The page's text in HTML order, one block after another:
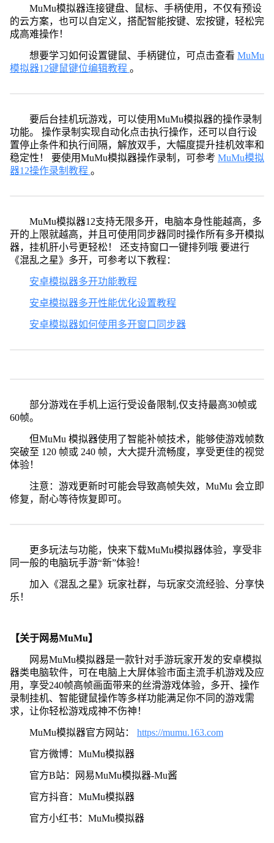
MuMu模拟器连接键盘、鼠标、手柄使用，不仅有预设
的云方案，也可以自定义，搭配智能按键、宏按键，轻松完
成高难操作！
想要学习如何设置键鼠、手柄键位，可点击查看 MuMu
模拟器12键鼠键位编辑教程 。
要后台挂机玩游戏，可以使用MuMu模拟器的操作录制
功能。 操作录制实现自动化点击执行操作，还可以自行设
置停止条件和执行间隔，解放双手，大幅度提升挂机效率和
稳定性！ 要使用MuMu模拟器操作录制，可参考 MuMu模拟
器12操作录制教程 。
MuMu模拟器12支持无限多开，电脑本身性能越高，多
开的上限就越高，并且可使用同步器同时操作所有多开模拟
器，挂机肝小号更轻松！ 还支持窗口一键排列哦 要进行
《混乱之星》多开，可参考以下教程：
安卓模拟器多开功能教程
安卓模拟器多开性能优化设置教程
安卓模拟器如何使用多开窗口同步器
部分游戏在手机上运行受设备限制,仅支持最高30帧或
60帧。
但MuMu 模拟器使用了智能补帧技术，能够使游戏帧数
突破至 120 帧或 240 帧，大大提升流畅度，享受更佳的视觉
体验！
注意：游戏更新时可能会导致高帧失效，MuMu 会立即
修复，耐心等待恢复即可。
更多玩法与功能，快来下载MuMu模拟器体验，享受非
同一般的电脑玩手游“新”体验！
加入《混乱之星》玩家社群，与玩家交流经验、分享快
乐！
【关于网易MuMu】
网易MuMu模拟器是一款针对手游玩家开发的安卓模拟
器类电脑软件，可在电脑上大屏体验市面主流手机游戏及应
用，享受240帧高帧画面带来的丝滑游戏体验，多开、操作
录制挂机、智能键鼠操作等多样功能满足你不同的游戏需
求，让你轻松游戏成神不伤神！
MuMu模拟器官方网站： https://mumu.163.com
官方微博：MuMu模拟器
官方B站：网易MuMu模拟器-Mu酱
官方抖音：MuMu模拟器
官方小红书：MuMu模拟器